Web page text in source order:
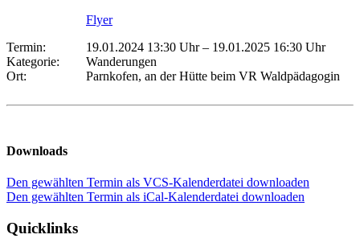
Flyer
Termin:
19.01.2024 13:30 Uhr– 19.01.2025 16:30 Uhr
Kategorie:
Wanderungen
Ort:
Parnkofen, an der Hütte beim VR Waldpädagogin
Downloads
Den gewählten Termin als VCS-Kalenderdatei downloaden
Den gewählten Termin als iCal-Kalenderdatei downloaden
Quicklinks